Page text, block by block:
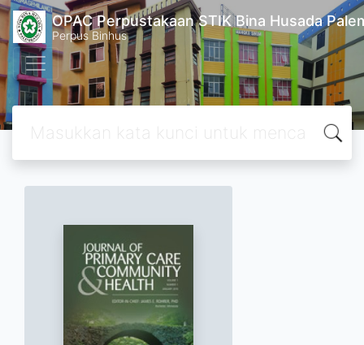
OPAC Perpustakaan STIK Bina Husada
Perpus Binhus